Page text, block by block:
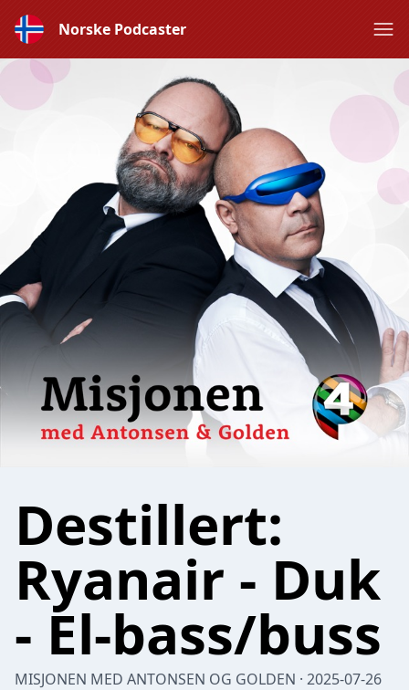
Norske Podcaster
Destillert:
Ryanair - Duk
- El-bass/buss
MISJONEN MED ANTONSEN OG GOLDEN · 2025-07-26